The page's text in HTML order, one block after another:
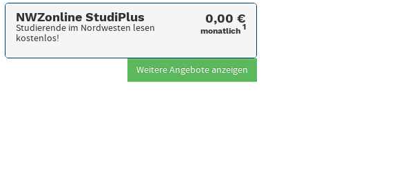
NWZonline StudiPlus
Studierende im Nordwesten lesen
kostenlos!
0,00 €
monatlich 1
Weitere Angebote anzeigen